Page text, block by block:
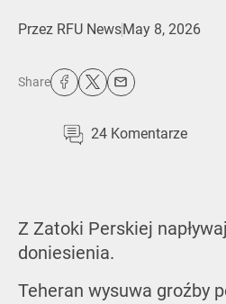
Przez RFU NewsMay 8, 2026
Share
24 Komentarze
Z Zatoki Perskiej
doniesienia.
Teheran wysuwa groźby